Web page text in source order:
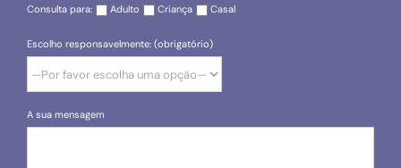
Consulta para: Adulto Criança Casal
Escolho responsavelmente: (obrigatório)
A sua mensagem